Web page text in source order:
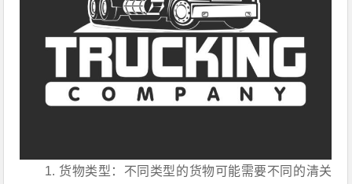
1. 货物类型：不同类型的货物可能需要不同的清关